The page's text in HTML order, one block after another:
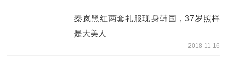
秦岚黑红两套礼服现身韩国，37岁照样
是大美人
2018-11-16